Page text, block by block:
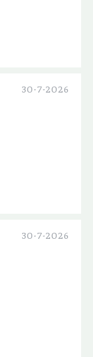
30-7-2026
30-7-2026